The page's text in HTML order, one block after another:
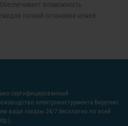
возможность
полной остановки ножей.
сертифицированный
электроинструмента Вирутекс
ваши заказы 24/7 бесплатно по всей